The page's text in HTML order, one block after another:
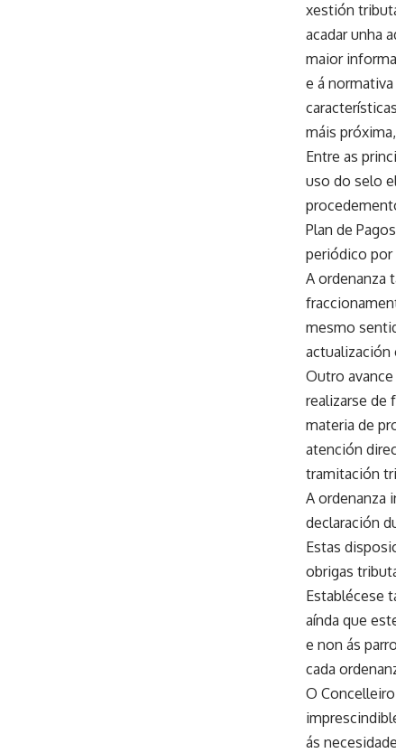
xestión
acadar unha
maior
e á
máis
Entre as
uso do selo
Plan de
periódico por
A ordenanza
mesmo
actualización
Outro
realizarse de
materia de
atención
tramitación
A ordenanza
declaración
Estas
obrigas
Establécese
aínda que
e non ás
cada
O Concelleiro
ás